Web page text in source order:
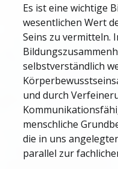
Es ist eine wichtige
wesentlichen Wert
Seins zu vermitteln.
selbstverständlich
und durch
menschliche
die in uns
parallel zur